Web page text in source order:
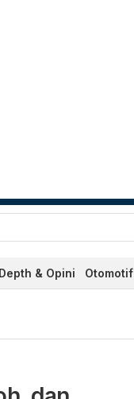
& Opini Otomotif